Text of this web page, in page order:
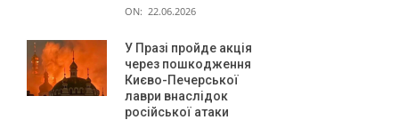
ON: 22.06.2026
У Празі пройде акція
через пошкодження
Києво-Печерської
лаври внаслідок
російської атаки